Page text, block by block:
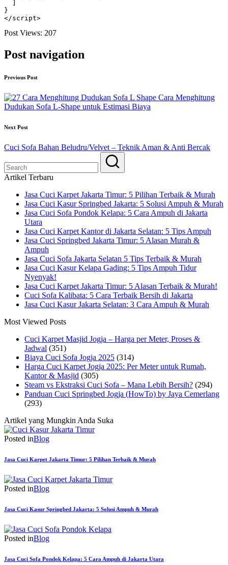
}
Post Views: 207
Post navigation
Previous Post
Cara Menghitung
Dudukan Sofa L-Shape untuk Estimasi Biaya
Next Post
Cuci Sofa Bahan Beludru/Velvet – Teknik Aman & Anti Bercak
Artikel Terbaru
Jasa Cuci Karpet Jakarta Timur: 5 Pilihan Terbaik & Murah
Jasa Cuci Kasur Springbed Jakarta: 5 Solusi Ampuh & Murah
Jasa Cuci Sofa Pondok Kelapa: 5 Cara Ampuh di Jakarta
Utara
Jasa Cuci Karpet Kantor di Jakarta Selatan: 5 Tips Ampuh
Jasa Cuci Springbed Jakarta Timur: 5 Alasan Murah &
Ampuh
Jasa Cuci Sofa Jakarta Selatan 5 Tips Terbaik & Murah
Jasa Cuci Kasur Kelapa Gading: 5 Tips Ampuh Tidur
Nyenyak!
Jasa Cuci Karpet Jakarta Timur: 5 Alasan Terbaik & Murah!
Cuci Sofa Kalibata: 5 Cara Terbaik Bersih di Jakarta
Jasa Cuci Kasur Jakarta Selatan: 3 Cara Ampuh & Murah
Most Viewed Posts
Cuci Karpet Masjid Jogja – Harga per Meter, Proses &
Jadwal (351)
Biaya Cuci Sofa Jogja 2025 (314)
Harga Cuci Karpet Jogja 2025: Per Meter untuk Rumah,
Kantor & Masjid (305)
Steam vs Ekstraksi Cuci Sofa – Mana Lebih Bersih? (294)
Panduan Cuci Springbed Jogja (HowTo) by Jaya Cemerlang
(293)
Artikel yang Mungkin Anda Suka
Posted inBlog
Jasa Cuci Karpet Jakarta Timur: 5 Pilihan Terbaik & Murah
Posted inBlog
Jasa Cuci Kasur Springbed Jakarta: 5 Solusi Ampuh & Murah
Posted inBlog
Jasa Cuci Sofa Pondok Kelapa: 5 Cara Ampuh di Jakarta Utara